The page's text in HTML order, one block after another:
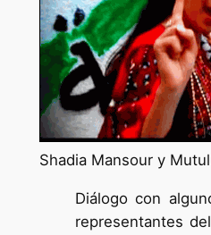
Shadia Mansour y
Diálogo con
representantes